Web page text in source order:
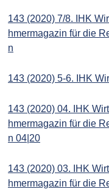
143 (2020) 7/8. IHK
hmermagazin für die
n
143 (2020) 5-6. IHK
143 (2020) 04. IHK
hmermagazin für die
n 04|20
143 (2020) 03. IHK
hmermagazin für die